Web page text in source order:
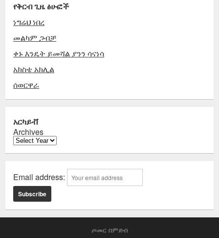
የቅርብ ጊዜ ፅሁፎች
ነግሬህ ነበረ
መልካም ጋብቻ
ቀኑ እንዴት ይመሻል ያንን ሳናነሳ
አክስቴ አክሊል
ሰወርዋራ
አርካይቭ
Archives
Email address:
ጦመር በምድብ